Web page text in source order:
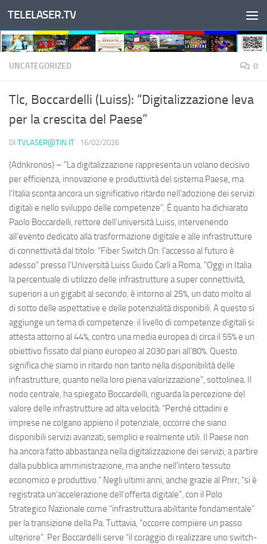
Salta al contenuto
TELELASER.TV
UNCATEGORIZED 0
Tlc, Boccardelli (Luiss): “Digitalizzazione leva
per la crescita del Paese”
DI TVLASER@TIN.IT · 16/02/2026
(Adnkronos) – "La digitalizzazione rappresenta un volano decisivo
per efficienza, innovazione e produttività del sistema Paese, ma
l’Italia sconta ancora un significativo ritardo nell’adozione dei servizi
digitali e nello sviluppo delle competenze". È quanto ha dichiarato
Paolo Boccardelli, rettore dell'università Luiss, intervenendo
all’evento dedicato alla trasformazione digitale e alle infrastrutture
di connettività dal titolo: “Fiber Switch On: l’accesso al futuro è
adesso” presso l’Università Luiss Guido Carli a Roma. "Oggi in Italia
la percentuale di utilizzo delle infrastrutture a super connettività,
superiori a un gigabit al secondo, è intorno al 25%, un dato molto al
di sotto delle aspettative e delle potenzialità disponibili. A questo si
aggiunge un tema di competenze: il livello di competenze digitali si
attesta attorno al 44%, contro una media europea di circa il 55% e un
obiettivo fissato dal piano europeo al 2030 pari all’80%. Questo
significa che siamo in ritardo non tanto nella disponibilità delle
infrastrutture, quanto nella loro piena valorizzazione", sottolinea. Il
nodo centrale, ha spiegato Boccardelli, riguarda la percezione del
valore delle infrastrutture ad alta velocità: “Perché cittadini e
imprese ne colgano appieno il potenziale, occorre che siano
disponibili servizi avanzati, semplici e realmente utili. Il Paese non
ha ancora fatto abbastanza nella digitalizzazione dei servizi, a partire
dalla pubblica amministrazione, ma anche nell’intero tessuto
economico e produttivo.” Negli ultimi anni, anche grazie al Pnrr, “si è
registrata un’accelerazione dell’offerta digitale”, con il Polo
Strategico Nazionale come “infrastruttura abilitante fondamentale”
per la transizione della Pa. Tuttavia, “occorre compiere un passo
ulteriore”. Per Boccardelli serve “il coraggio di realizzare uno switch-